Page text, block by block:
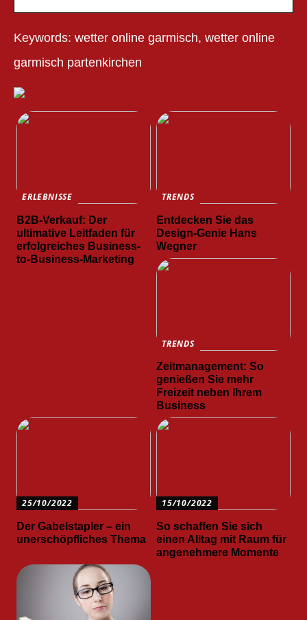
Keywords: wetter online garmisch, wetter online
garmisch partenkirchen
ERLEBNISSE
B2B-Verkauf: Der
ultimative Leitfaden für
erfolgreiches Business-
to-Business-Marketing
TRENDS
Entdecken Sie das
Design-Genie Hans
Wegner
TRENDS
Zeitmanagement: So
genießen Sie mehr
Freizeit neben Ihrem
Business
25/10/2022
Der Gabelstapler – ein
unerschöpfliches Thema
15/10/2022
So schaffen Sie sich
einen Alltag mit Raum für
angenehmere Momente